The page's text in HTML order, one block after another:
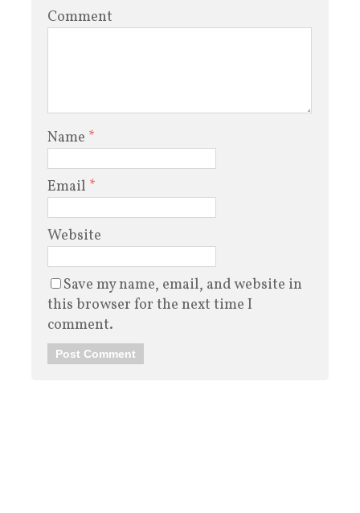
Comment
Name *
Email *
Website
Save my name, email, and website in
this browser for the next time I
comment.